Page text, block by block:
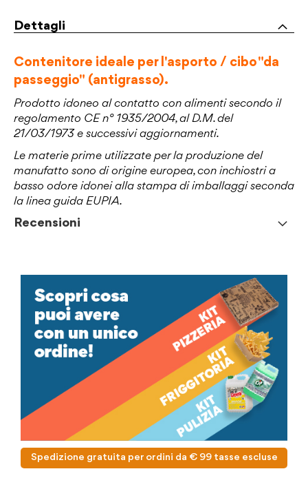
Dettagli
Contenitore ideale per l'asporto / cibo "da
passeggio" (antigrasso).
Prodotto idoneo al contatto con alimenti secondo il
regolamento CE n° 1935/2004, al D.M. del
21/03/1973 e successivi aggiornamenti.
Le materie prime utilizzate per la produzione del
manufatto sono di origine europea, con inchiostri a
basso odore idonei alla stampa di imballaggi seconda
la linea guida EUPIA.
Recensioni
Spedizione gratuita per ordini da € 99 tasse escluse